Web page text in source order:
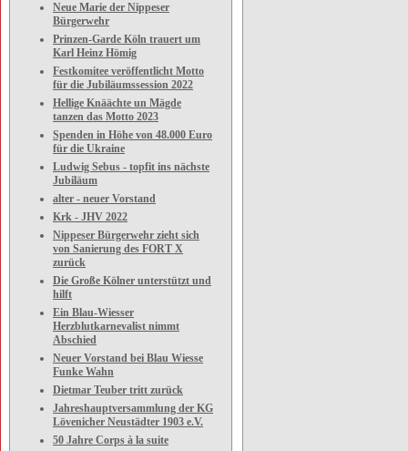
Neue Marie der Nippeser
Bürgerwehr
Prinzen-Garde Köln trauert um
Karl Heinz Hömig
Festkomitee veröffentlicht Motto
für die Jubiläumssession 2022
Hellige Knäächte un Mägde
tanzen das Motto 2023
Spenden in Höhe von 48.000 Euro
für die Ukraine
Ludwig Sebus - topfit ins nächste
Jubiläum
alter - neuer Vorstand
Krk - JHV 2022
Nippeser Bürgerwehr zieht sich
von Sanierung des FORT X
zurück
Die Große Kölner unterstützt und
hilft
Ein Blau-Wiesser
Herzblutkarnevalist nimmt
Abschied
Neuer Vorstand bei Blau Wiesse
Funke Wahn
Dietmar Teuber tritt zurück
Jahreshauptversammlung der KG
Lövenicher Neustädter 1903 e.V.
50 Jahre Corps à la suite